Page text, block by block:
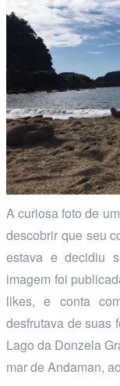
A curiosa foto de
descobrir que seu
estava e decidiu
imagem foi
likes, e conta
desfrutava de suas
Lago da Donzela
mar de Andaman,